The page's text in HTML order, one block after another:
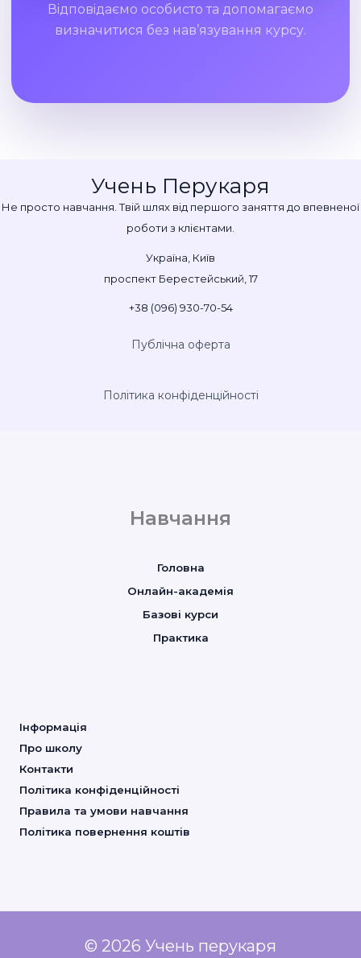
Відповідаємо особисто та допомагаємо
визначитися без нав’язування курсу.
Учень Перукаря
Не просто навчання. Твій шлях від першого заняття до впевненої
роботи з клієнтами.
Україна, Київ
проспект Берестейський, 17
+38 (096) 930-70-54
Публічна оферта
Політика конфіденційності
Навчання
Головна
Онлайн-академія
Базові курси
Практика
Інформація
Про школу
Контакти
Політика конфіденційності
Правила та умови навчання
Політика повернення коштів
© 2026 Учень перукаря